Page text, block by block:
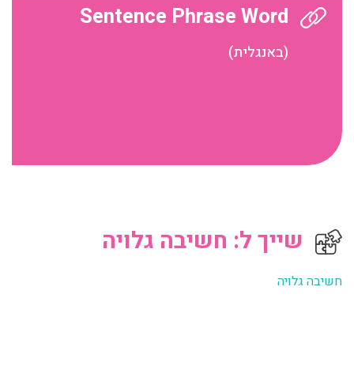
Sentence Phrase Word
(באנגלית)
שייך ל: חשיבה גלויה
חשיבה גלויה